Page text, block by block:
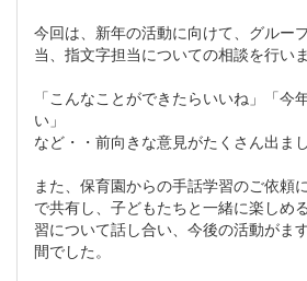
今回は、新年の活動に向けて、グルー
当、指文字担当についての相談を行いま
「こんなことができたらいいね」「今
い」
など・・前向きな意見がたくさん出まし
また、保育園からの手話学習のご依頼
で共有し、子どもたちと一緒に楽しめ
習について話し合い、今後の活動がま
間でした。